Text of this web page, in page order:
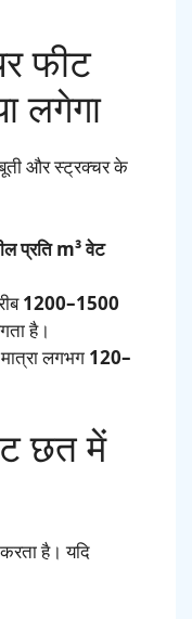
फीट
लगेगा
और स्ट्रक्चर के
प्रति m³ वेट
1200–1500
है।
लगभग 120–
छत में
है। यदि